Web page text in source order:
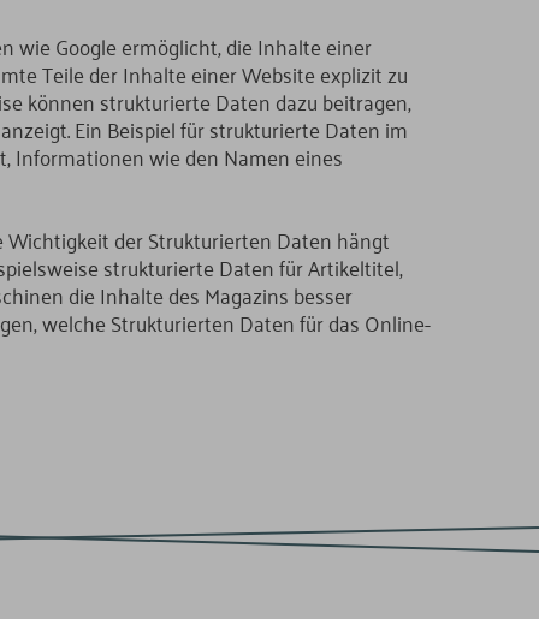
wie Google ermöglicht, die Inhalte einer
Teile der Inhalte einer Website explizit zu
können strukturierte Daten dazu beitragen,
Ein Beispiel für strukturierte Daten im
Informationen wie den Namen eines
der Strukturierten Daten hängt
strukturierte Daten für Artikeltitel,
die Inhalte des Magazins besser
welche Strukturierten Daten für das Online-